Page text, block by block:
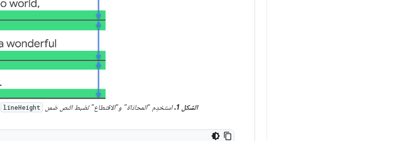
الشكل 1. استخدِم "المحاذاة" و"الاقتطاع" لضبط النص ضمن lineHeight